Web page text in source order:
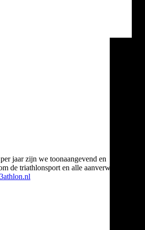
jaar zijn we toonaangevend en
de triathlonsport en alle aanverwante